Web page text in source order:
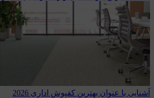
آشنایی با عنوان بهترین کفپوش اداری 2026